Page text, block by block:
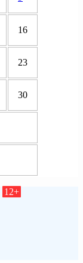
16
23
30
12+